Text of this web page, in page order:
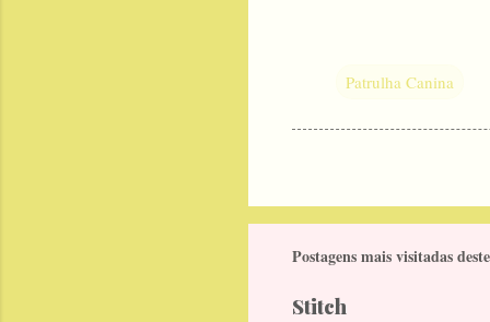
Patrulha Canina
Postagens mais visitadas
Stitch